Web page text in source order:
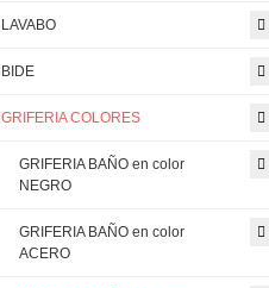
LAVABO
BIDE
GRIFERIA COLORES
GRIFERIA BAÑO en color
NEGRO
GRIFERIA BAÑO en color
ACERO